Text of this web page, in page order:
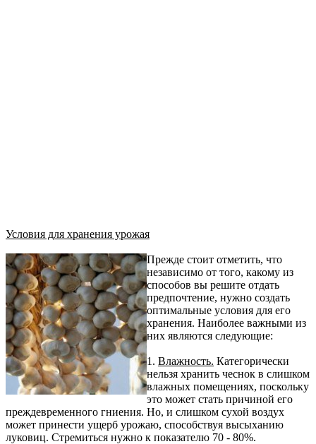
Условия для хранения урожая
Прежде стоит отметить, что
независимо от того, какому из
способов вы решите отдать
предпочтение, нужно создать
оптимальные условия для его
хранения. Наиболее важными из
них являются следующие:
1. Влажность. Категорически
нельзя хранить чеснок в слишком
влажных помещениях, поскольку
это может стать причиной его
преждевременного гниения. Но, и слишком сухой воздух
может принести ущерб урожаю, способствуя высыханию
луковиц. Стремиться нужно к показателю 70 - 80%.